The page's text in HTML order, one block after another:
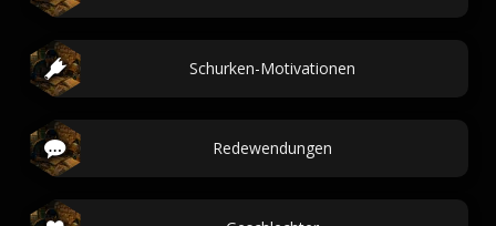
Schurken-Motivationen
Redewendungen